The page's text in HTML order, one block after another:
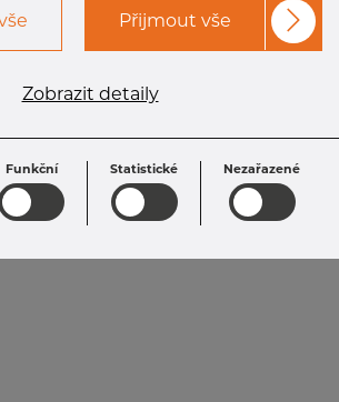
Přijmout vše
Zobrazit detaily
Funkční Statistické Nezařazené